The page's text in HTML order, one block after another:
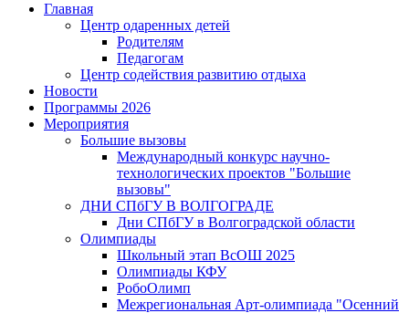
Главная
Центр одаренных детей
Родителям
Педагогам
Центр содействия развитию отдыха
Новости
Программы 2026
Мероприятия
Большие вызовы
Международный конкурс научно-
технологических проектов "Большие
вызовы"
ДНИ СПбГУ В ВОЛГОГРАДЕ
Дни СПбГУ в Волгоградской области
Олимпиады
Школьный этап ВсОШ 2025
Олимпиады КФУ
РобоОлимп
Межрегиональная Арт-олимпиада "Осенний